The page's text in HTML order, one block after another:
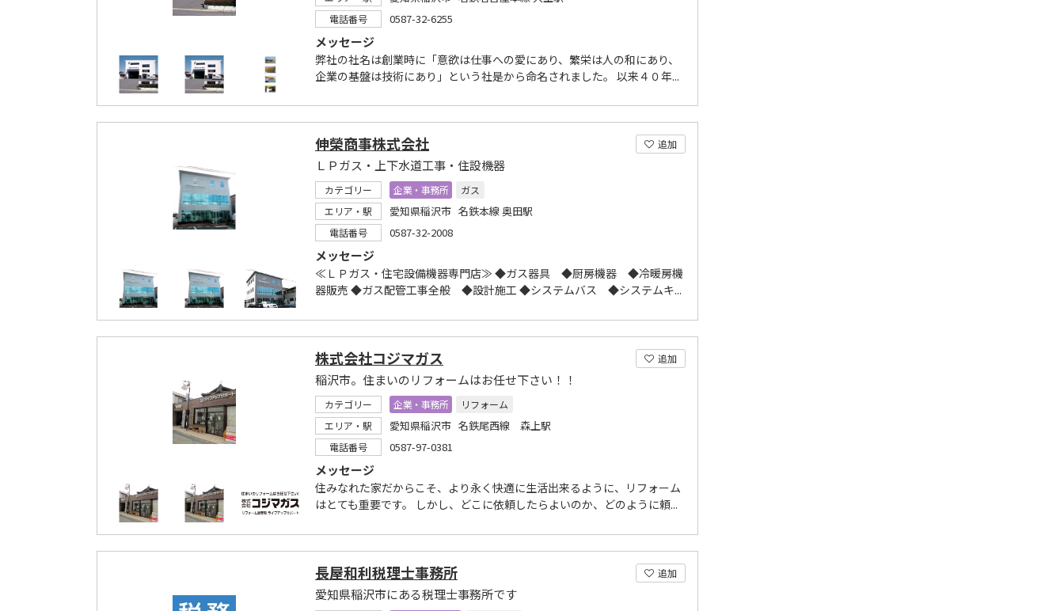
電話番号 0587-32-6255
メッセージ
弊社の社名は創業時に「意欲は仕事への愛にあり、繁栄は人の和にあり、
企業の基盤は技術にあり」という社是から命名されました。 以来４０年...
追加
伸榮商事株式会社
ＬＰガス・上下水道工事・住設機器
カテゴリー 企業・事務所
ガス
エリア・駅
愛知県稲沢市 名鉄本線 奥田駅
電話番号 0587-32-2008
メッセージ
≪ＬＰガス・住宅設備機器専門店≫ ◆ガス器具 ◆厨房機器 ◆冷暖房機
器販売 ◆ガス配管工事全般 ◆設計施工 ◆システムバス ◆システムキ...
追加
株式会社コジマガス
稲沢市。住まいのリフォームはお任せ下さい！！
カテゴリー 企業・事務所
リフォーム
エリア・駅
愛知県稲沢市 名鉄尾西線 森上駅
電話番号 0587-97-0381
メッセージ
住みなれた家だからこそ、より永く快適に生活出来るように、リフォーム
はとても重要です。 しかし、どこに依頼したらよいのか、どのように頼...
追加
長屋和利税理士事務所
愛知県稲沢市にある税理士事務所です